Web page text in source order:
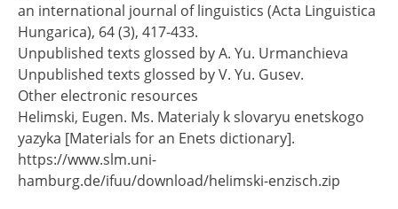
an international journal of linguistics (Acta Linguistica
Hungarica), 64 (3), 417-433.
Unpublished texts glossed by A. Yu. Urmanchieva
Unpublished texts glossed by V. Yu. Gusev.
Other electronic resources
Helimski, Eugen. Ms. Materialy k slovaryu enetskogo
yazyka [Materials for an Enets dictionary].
https://www.slm.uni-
hamburg.de/ifuu/download/helimski-enzisch.zip